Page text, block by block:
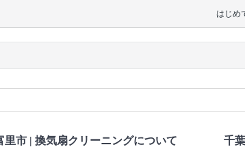
はじめ
里市 | 換気扇クリーニングについて 千